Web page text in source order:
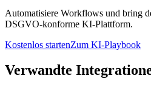
Automatisiere Workflows und bring
DSGVO-konforme KI-Plattform.
Kostenlos startenZum KI-Playbook
Verwandte